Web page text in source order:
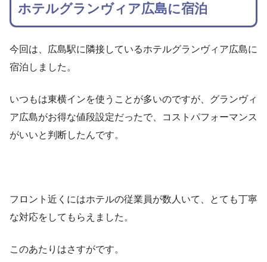
ホテルグランヴィア広島に宿泊
今回は、広島駅に隣接しているホテルグランヴィア広島に
宿泊しました。
いつもは東横インを使うことが多いのですが、グランヴィ
ア広島がお得な値段設定だったで、コストパフォーマンス
がいいと判断したんです。
フロント近くにはホテルの従業員が数人いて、とても丁寧
な対応をしてもらえました。
このあたりはさすがです。